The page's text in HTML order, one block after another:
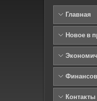
Главная
Новое в
Контакты